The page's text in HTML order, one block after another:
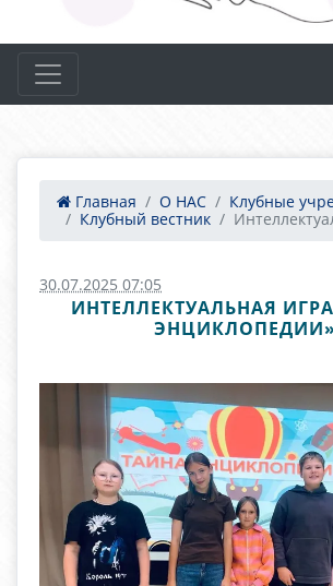
Главная О НАС
Клубные
Клубный вестник
30.07.2025 07:05
ИНТЕЛЛЕКТУАЛЬНАЯ
ЭНЦИКЛОПЕДИИ»